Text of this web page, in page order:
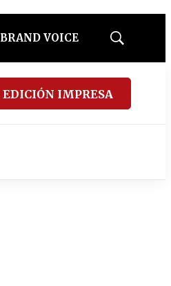
BRAND VOICE
Mostrar
EDICIÓN IMPRESA